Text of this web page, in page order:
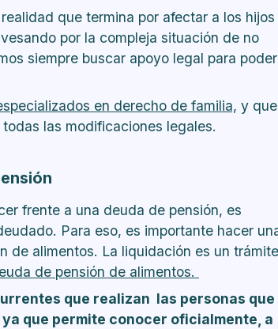
que termina por afectar a los
por la compleja situación de no
siempre buscar apoyo legal para poder
en derecho de familia, y
las modificaciones legales.
frente a una deuda de pensión, es
Para eso, es importante hacer
de alimentos. La liquidación es un trámite
de pensión de alimentos.
que realizan las personas que
que permite conocer oficialmente, a